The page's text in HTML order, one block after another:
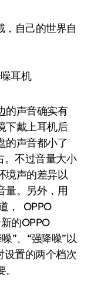
耳机
声音确实有
下戴上耳机后
的声音都小了
。不过音量大小
境声的差异以
量。另外，用
， OPPO
的OPPO
”、“强降噪”以
设置的两个档次
。